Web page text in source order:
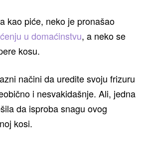
kao piće, neko je pronašao
u domaćinstvu, a neko se
kosu.
načini da uredite svoju frizuru
i nesvakidašnje. Ali, jedna
da isproba snagu ovog
kosi.